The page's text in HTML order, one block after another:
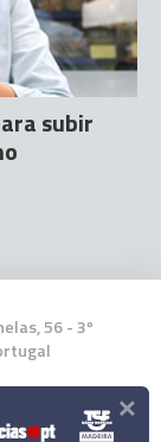
subir
56 - 3º
×